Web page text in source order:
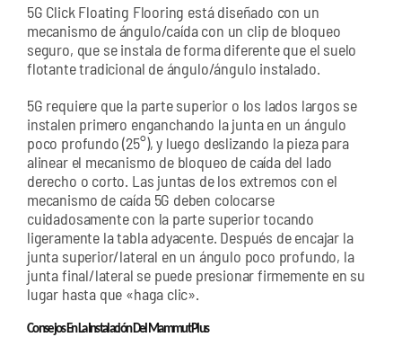
5G Click Floating Flooring está diseñado con un
mecanismo de ángulo/caída con un clip de bloqueo
seguro, que se instala de forma diferente que el suelo
flotante tradicional de ángulo/ángulo instalado.
5G requiere que la parte superior o los lados largos se
instalen primero enganchando la junta en un ángulo
poco profundo (25°), y luego deslizando la pieza para
alinear el mecanismo de bloqueo de caída del lado
derecho o corto. Las juntas de los extremos con el
mecanismo de caída 5G deben colocarse
cuidadosamente con la parte superior tocando
ligeramente la tabla adyacente. Después de encajar la
junta superior/lateral en un ángulo poco profundo, la
junta final/lateral se puede presionar firmemente en su
lugar hasta que «haga clic».
Consejos En La Instalación Del Mammut Plus